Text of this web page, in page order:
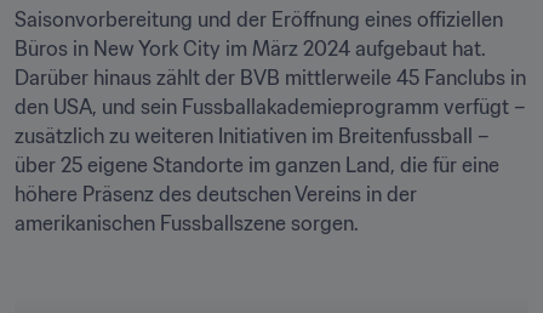
Saisonvorbereitung und der Eröffnung eines offiziellen
Büros in New York City im März 2024 aufgebaut hat.
Darüber hinaus zählt der BVB mittlerweile 45 Fanclubs in
den USA, und sein Fussballakademieprogramm verfügt –
zusätzlich zu weiteren Initiativen im Breitenfussball –
über 25 eigene Standorte im ganzen Land, die für eine
höhere Präsenz des deutschen Vereins in der
amerikanischen Fussballszene sorgen.